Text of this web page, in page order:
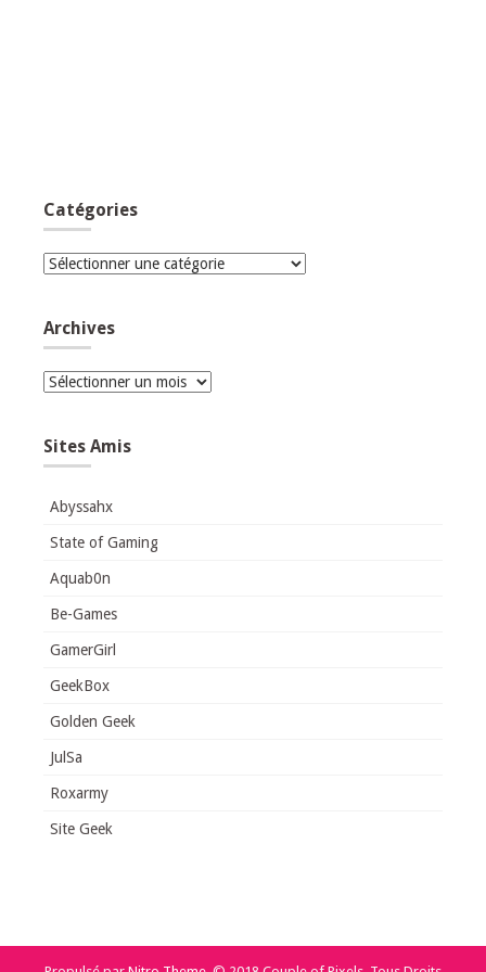
Catégories
Catégories
Archives
Archives
Sites Amis
Abyssahx
State of Gaming
Aquab0n
Be-Games
GamerGirl
GeekBox
Golden Geek
JulSa
Roxarmy
Site Geek